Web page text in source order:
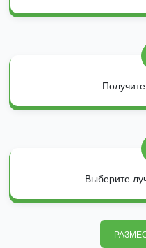
Выберите